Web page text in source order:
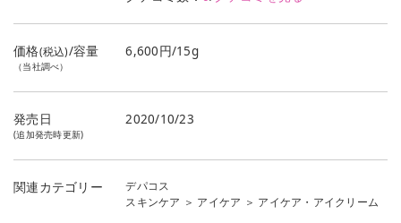
価格(税込)/容量
（当社調べ）
6,600円/15g
発売日
(追加発売時更新)
2020/10/23
関連カテゴリー
デパコス
スキンケア ＞ アイケア ＞ アイケア・アイクリーム